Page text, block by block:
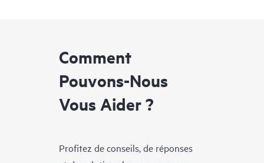
Comment
Pouvons-Nous
Vous Aider ?
Profitez de conseils, de réponses